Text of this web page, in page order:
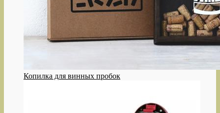
Копилка для винных пробок